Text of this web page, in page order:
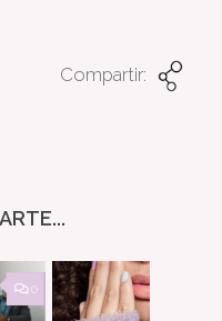
Compartir:
0